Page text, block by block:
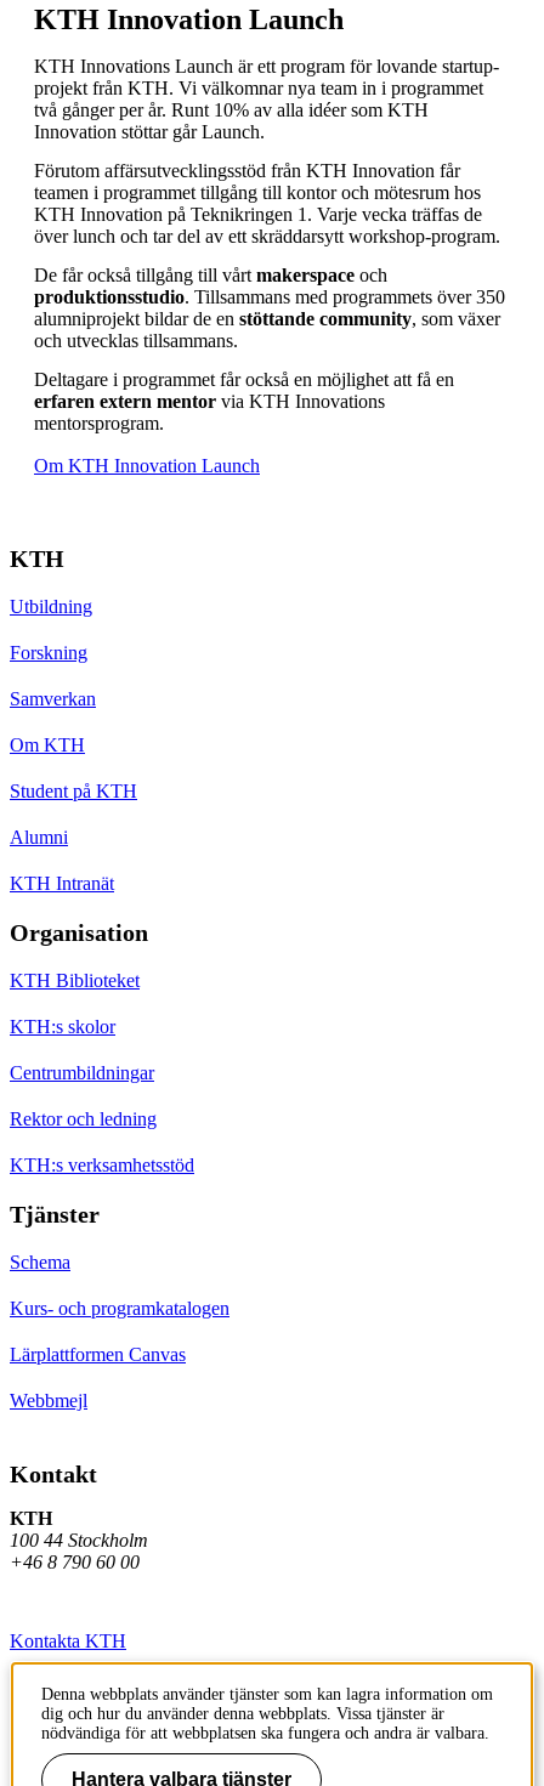
KTH Innovation Launch
KTH Innovations Launch är ett program för lovande startup-
projekt från KTH. Vi välkomnar nya team in i programmet
två gånger per år. Runt 10% av alla idéer som KTH
Innovation stöttar går Launch.
Förutom affärsutvecklingsstöd från KTH Innovation får
teamen i programmet tillgång till kontor och mötesrum hos
KTH Innovation på Teknikringen 1. Varje vecka träffas de
över lunch och tar del av ett skräddarsytt workshop-program.
De får också tillgång till vårt makerspace och
produktionsstudio. Tillsammans med programmets över 350
alumniprojekt bildar de en stöttande community, som växer
och utvecklas tillsammans.
Deltagare i programmet får också en möjlighet att få en
erfaren extern mentor via KTH Innovations
mentorsprogram.
Om KTH Innovation Launch
KTH
Utbildning
Forskning
Samverkan
Om KTH
Student på KTH
Alumni
KTH Intranät
Organisation
KTH Biblioteket
KTH:s skolor
Centrumbildningar
Rektor och ledning
KTH:s verksamhetsstöd
Tjänster
Schema
Kurs- och programkatalogen
Lärplattformen Canvas
Webbmejl
Kontakt
KTH
100 44 Stockholm
+46 8 790 60 00
Kontakta KTH
Jobba på KTH
Press och media
Faktura och betalning KTH
Denna webbplats använder tjänster som kan lagra information om
dig och hur du använder denna webbplats. Vissa tjänster är
nödvändiga för att webbplatsen ska fungera och andra är valbara.
Hantera valbara tjänster